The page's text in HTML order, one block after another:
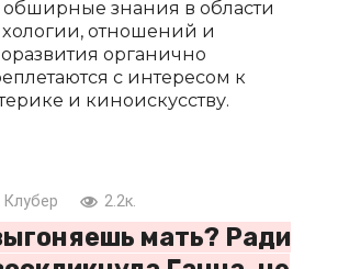
обширные знания в области
отношений и
органично
с интересом к
и киноискусству.
2.2к.
мать? Ради